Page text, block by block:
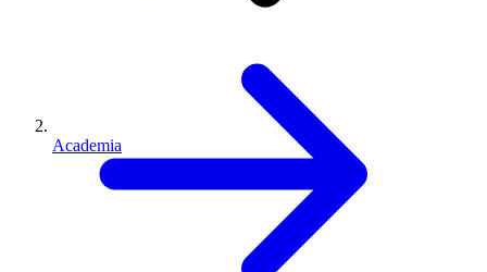
Academia